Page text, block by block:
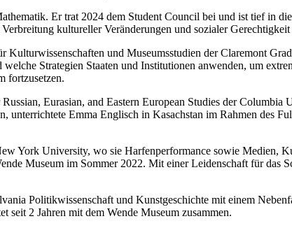
Er trat 2024 dem Student Council bei und ist tief in
kultureller Veränderungen und sozialer
und Museumsstudien der Claremont
Strategien Staaten und Institutionen anwenden, um
fortzusetzen.
Eurasian, and Eastern European Studies der
unterrichtete Emma Englisch in Kasachstan im Rahmen des
York University, wo sie Harfenperformance sowie Medien,
Museum im Sommer 2022. Mit einer Leidenschaft für
Politikwissenschaft und Kunstgeschichte mit einem
2 Jahren mit dem Wende Museum zusammen.